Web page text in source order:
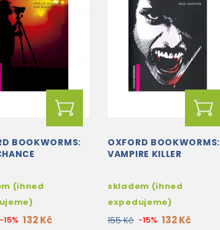
BOOKWORMS:
(ihned
-15% 132 Kč
OXFORD BOOKWORMS:
VAMPIRE KILLER
skladem (ihned
expedujeme)
155 Kč -15% 132 Kč